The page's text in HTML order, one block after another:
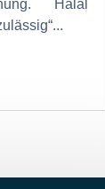
Halal